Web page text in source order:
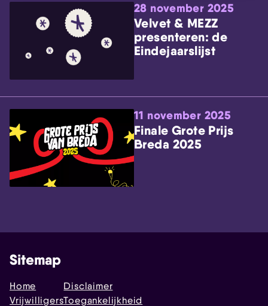
28 november 2025
Velvet & MEZZ
presenteren: de
Eindejaarslijst
11 november 2025
Finale Grote Prijs
Breda 2025
Sitemap
Home
Vrijwilligers
Disclaimer
Toegankelijkheid